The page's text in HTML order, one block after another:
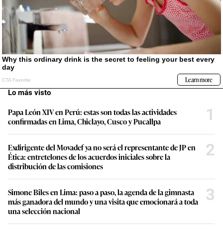
Lo más visto
Papa León XIV en Perú: estas son todas las actividades
confirmadas en Lima, Chiclayo, Cusco y Pucallpa
1
Exdirigente del Movadef ya no será el representante de JP en
Ética: entretelones de los acuerdos iniciales sobre la
distribución de las comisiones
2
Simone Biles en Lima: paso a paso, la agenda de la gimnasta
más ganadora del mundo y una visita que emocionará a toda
una selección nacional
3